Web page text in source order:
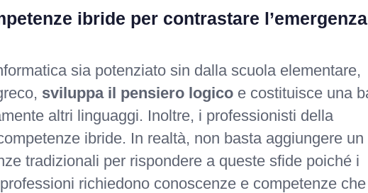
ibride per contrastare l’emergenza
sia potenziato sin dalla scuola elementare,
sviluppa il pensiero logicoe costituisce una
altri linguaggi. Inoltre, i professionisti della
ibride. In realtà, non basta aggiungere un
tradizionali per rispondere a queste sfide poiché i
richiedono conoscenze e competenze che